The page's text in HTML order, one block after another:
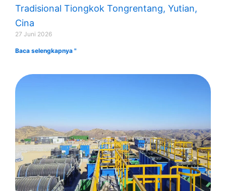
Tradisional Tiongkok Tongrentang, Yutian,
Cina
27 Juni 2026
Baca selengkapnya "